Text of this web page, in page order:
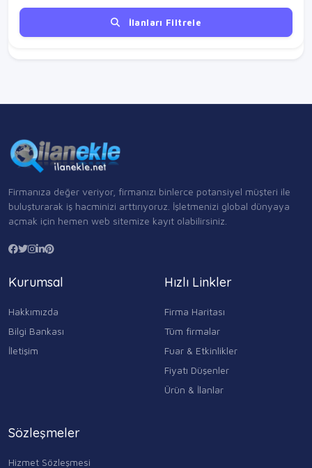
İlanları Filtrele
Firmanıza değer veriyor, firmanızı binlerce potansiyel müşteri ile
buluşturarak iş hacminizi arttırıyoruz. İşletmenizi global dünyaya
açmak için hemen web sitemize kayıt olabilirsiniz.
Kurumsal
Hakkımızda
Bilgi Bankası
İletişim
Hızlı Linkler
Firma Haritası
Tüm firmalar
Fuar & Etkinlikler
Fiyatı Düşenler
Ürün & İlanlar
Sözleşmeler
Hizmet Sözleşmesi